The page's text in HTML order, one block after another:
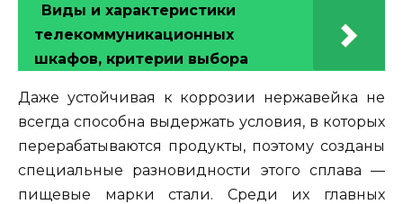
Виды и характеристики
телекоммуникационных
шкафов, критерии выбора
Даже устойчивая к коррозии нержавейка не
всегда способна выдержать условия, в которых
перерабатываются продукты, поэтому созданы
специальные разновидности этого сплава —
пищевые марки стали. Среди их главных